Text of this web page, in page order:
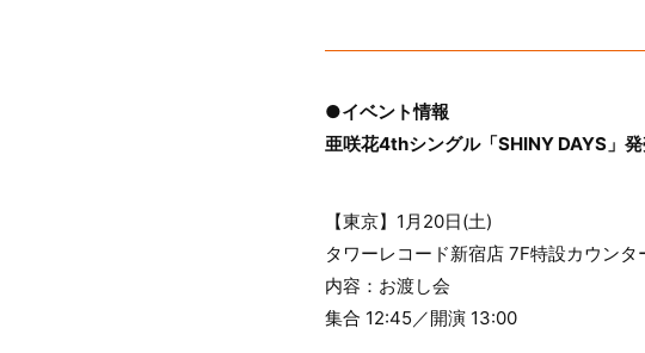
●イベント情報
亜咲花4thシングル「SHINY DAYS」発
【東京】1月20日(土)
タワーレコード新宿店 7F特設カウンタ
内容：お渡し会
集合 12:45／開演 13:00